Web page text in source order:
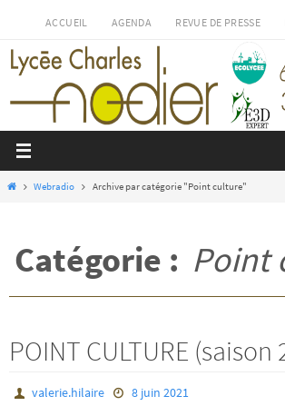
contenu
ACCUEIL AGENDA REVUE DE PRESSE
HomeWebradio Archive par catégorie "Point culture"
Catégorie : Point
POINT CULTURE (saison
valerie.hilaire 8 juin 2021